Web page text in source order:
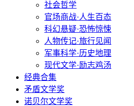
社会哲学
官场商战·人生百态
科幻悬疑·恐怖惊悚
人物传记·旅行见闻
军事科学·历史地理
现代文学·励志鸡汤
经典合集
矛盾文学奖
诺贝尔文学奖